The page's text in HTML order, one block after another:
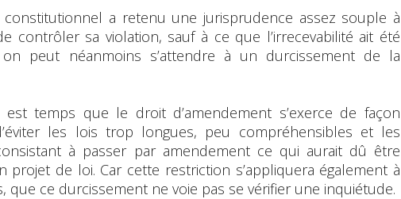
a retenu une jurisprudence assez souple à
contrôler sa violation, sauf à ce que l’irrecevabilité ait été
peut néanmoins s’attendre à un durcissement de la
temps que le droit d’amendement s’exerce de façon
les lois trop longues, peu compréhensibles et les
à passer par amendement ce qui aurait dû être
projet de loi. Car cette restriction s’appliquera également à
que ce durcissement ne voie pas se vérifier une inquiétude.